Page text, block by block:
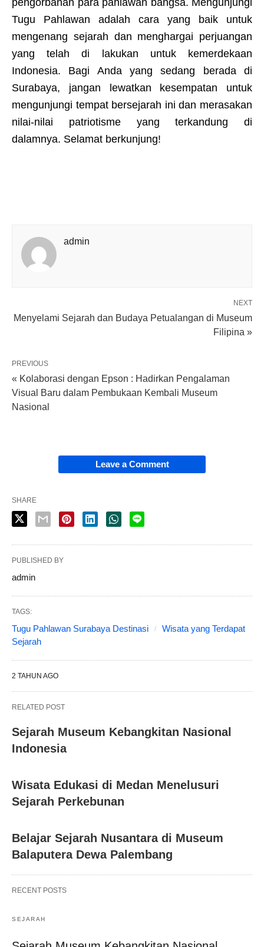
pengorbanan para pahlawan bangsa. Mengunjungi
Tugu Pahlawan adalah cara yang baik untuk
mengenang sejarah dan menghargai perjuangan
yang telah di lakukan untuk kemerdekaan
Indonesia. Bagi Anda yang sedang berada di
Surabaya, jangan lewatkan kesempatan untuk
mengunjungi tempat bersejarah ini dan merasakan
nilai-nilai patriotisme yang terkandung di
dalamnya. Selamat berkunjung!
admin
NEXT
Menyelami Sejarah dan Budaya Petualangan di Museum
Filipina »
PREVIOUS
« Kolaborasi dengan Epson : Hadirkan Pengalaman
Visual Baru dalam Pembukaan Kembali Museum
Nasional
Leave a Comment
SHARE
PUBLISHED BY
admin
TAGS:
Tugu Pahlawan Surabaya Destinasi
Wisata yang Terdapat
Sejarah
2 TAHUN AGO
RELATED POST
Sejarah Museum Kebangkitan Nasional
Indonesia
Wisata Edukasi di Medan Menelusuri
Sejarah Perkebunan
Belajar Sejarah Nusantara di Museum
Balaputera Dewa Palembang
RECENT POSTS
SEJARAH